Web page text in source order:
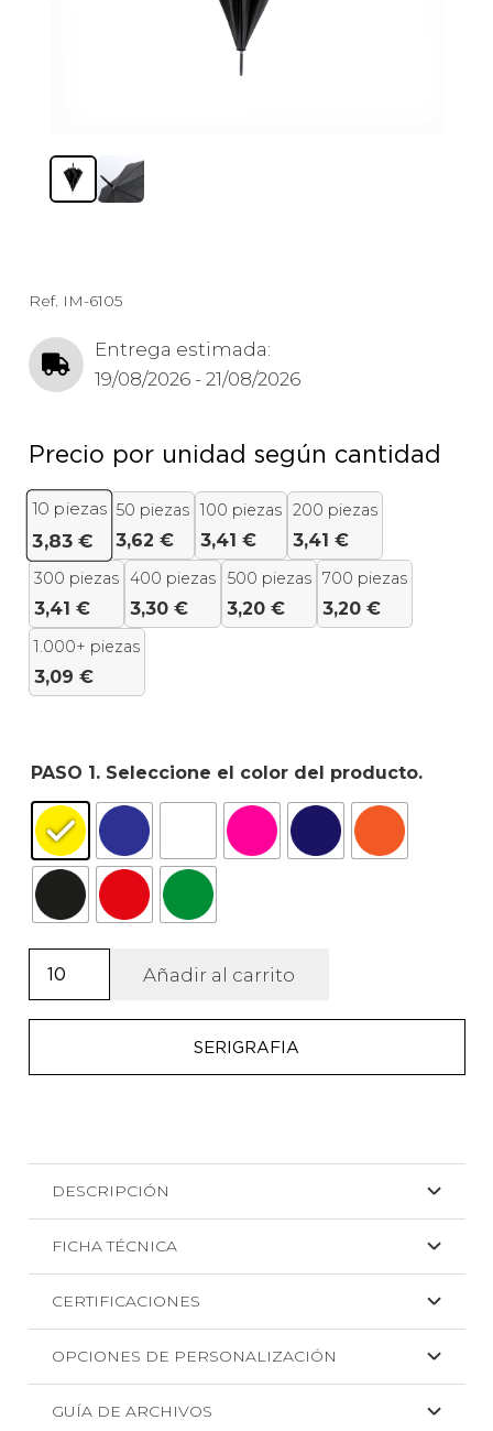
Ref. IM-6105
Entrega estimada:
19/08/2026 - 21/08/2026
Precio por unidad según cantidad
10 piezas
3,83 €
50 piezas
3,62 €
100 piezas
3,41 €
200 piezas
3,41 €
300 piezas
3,41 €
400 piezas
3,30 €
500 piezas
3,20 €
700 piezas
3,20 €
1.000+ piezas
3,09 €
PASO 1. Seleccione el color del producto.
Paraguas
poliéster
8
XL.
Panan
Añadir al carrito
SERIGRAFIA
DESCRIPCIÓN
FICHA TÉCNICA
CERTIFICACIONES
OPCIONES DE PERSONALIZACIÓN
GUÍA DE ARCHIVOS